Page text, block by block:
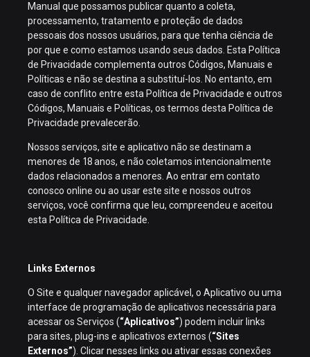
Manual que possamos publicar quanto a coleta,
processamento, tratamento e proteção de dados
pessoais dos nossos usuários, para que tenha ciência de
por que e como estamos usando seus dados. Esta Política
de Privacidade complementa outros Códigos, Manuais e
Políticas e não se destina a substituí-los. No entanto, em
caso de conflito entre esta Política de Privacidade e outros
Códigos, Manuais e Políticas, os termos desta Política de
Privacidade prevalecerão.
Nossos serviços, site e aplicativo não se destinam a
menores de 18 anos, e não coletamos intencionalmente
dados relacionados a menores. Ao entrar em contato
conosco online ou ao usar este site e nossos outros
serviços, você confirma que leu, compreendeu e aceitou
esta Política de Privacidade.
Links Externos
O Site e qualquer navegador aplicável, o Aplicativo ou uma
interface de programação de aplicativos necessária para
acessar os Serviços (“Aplicativos”) podem incluir links
para sites, plug-ins e aplicativos externos (“Sites
Externos”). Clicar nesses links ou ativar essas conexões